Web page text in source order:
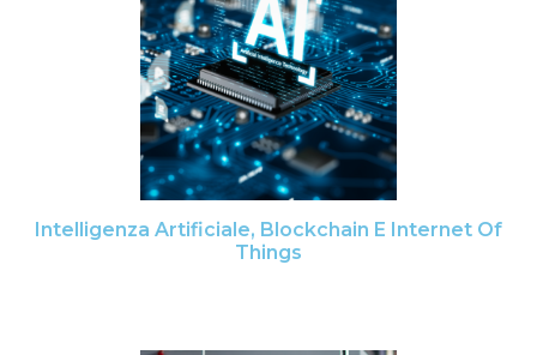
Intelligenza Artificiale, Blockchain E Internet Of
Things